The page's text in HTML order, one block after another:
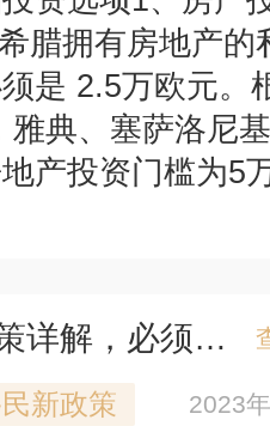
腊拥有房地产的
是 2.5万欧元。
典、塞萨洛尼
产投资门槛为5
2023年希腊投资移民新政策详解，必须抓住移民黄金期！
新政策 2023